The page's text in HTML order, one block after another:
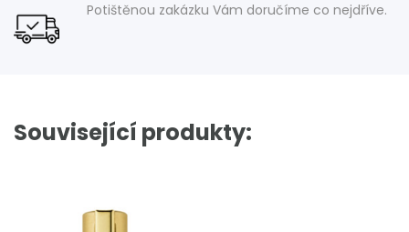
Potištěnou zakázku Vám doručíme co nejdříve.
Související produkty: